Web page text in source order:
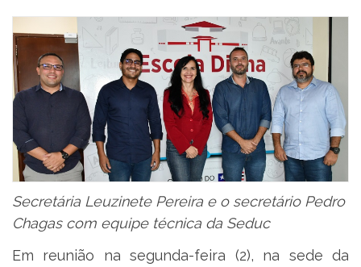
Secretária Leuzinete Pereira e o secretário Pedro
Chagas com equipe técnica da Seduc
Em reunião na segunda-feira (2), na sede da